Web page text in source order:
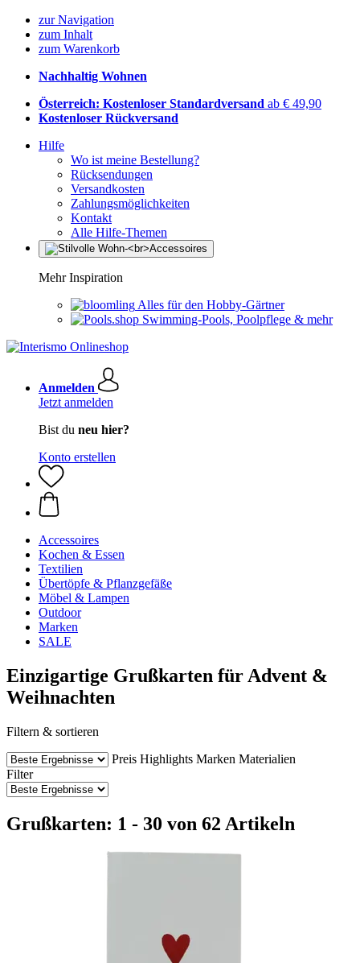
zur Navigation
zum Inhalt
zum Warenkorb
Nachhaltig Wohnen
Österreich: Kostenloser Standardversand ab € 49,90
Kostenloser Rückversand
Hilfe
Wo ist meine Bestellung?
Rücksendungen
Versandkosten
Zahlungsmöglichkeiten
Kontakt
Alle Hilfe-Themen
Mehr Inspiration
Alles für den Hobby-Gärtner
Swimming-Pools, Poolpflege & mehr
Anmelden
Jetzt anmelden
Bist du neu hier?
Konto erstellen
Accessoires
Kochen & Essen
Textilien
Übertöpfe & Pflanzgefäße
Möbel & Lampen
Outdoor
Marken
SALE
Einzigartige Grußkarten für Advent &
Weihnachten
Filtern & sortieren
Preis Highlights Marken Materialien
Filter
Grußkarten: 1 - 30 von 62 Artikeln